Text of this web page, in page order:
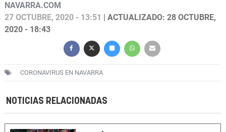
NAVARRA.COM
27 OCTUBRE, 2020 - 13:51
| ACTUALIZADO: 28 OCTUBRE,
2020 - 18:43
CORONAVIRUS EN NAVARRA
NOTICIAS RELACIONADAS